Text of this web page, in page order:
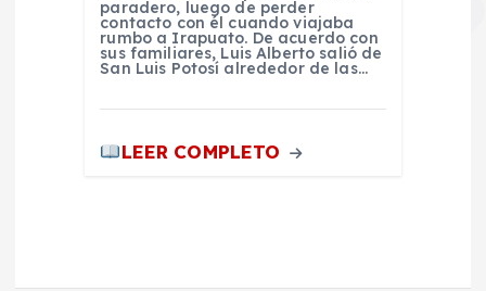
paradero, luego de perder
contacto con él cuando viajaba
rumbo a Irapuato. De acuerdo con
sus familiares, Luis Alberto salió de
San Luis Potosí alrededor de las…
LEER COMPLETO